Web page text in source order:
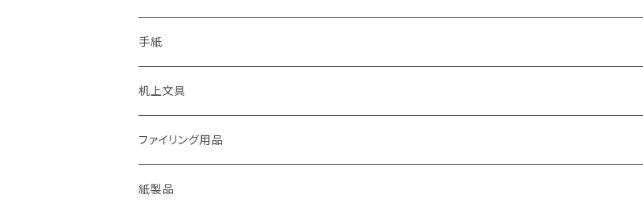
LYRA
rotling
Laufern
EISEN
カキノジン
フジワラリツ
kanaexpress
久奈屋
ボールペン
カラーペン
シャープペンシル、芯ホルダー
万年筆
手紙
ポストカード
ミニカード
便箋、一筆箋
机上文具
糊、テープ、テープカッター
ハンコ、スタンプ、スタンプ台
ファイリング用品
クリップボード
紙製品